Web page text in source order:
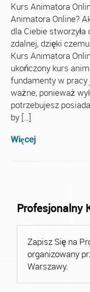
Kurs Animatora
Animatora Online?
dla Ciebie
zdalnej, dzięki
Kurs Animatora
ukończony kurs
fundamenty w pracy
ważne, ponieważ
potrzebujesz
by […]
Więcej
Profesjonalny
Zapisz Się na
organizowany
Warszawy.